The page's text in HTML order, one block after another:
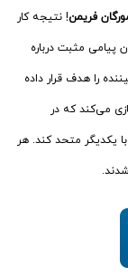
فریمن! نتیجه کار
مثبت درباره
را هدف قرار داده
می‌کند که در
یکدیگر متحد کند. هر